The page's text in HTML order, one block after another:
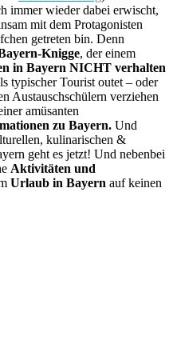
immer wieder dabei erwischt,
mit dem Protagonisten
getreten bin. Denn
Knigge, der einem
in Bayern NICHT verhalten
typischer Tourist outet – oder
Austauschschülern verziehen
amüsanten
zu Bayern. Und
kulinarischen &
geht es jetzt! Und nebenbei
Aktivitäten und
Urlaub in Bayern auf keinen